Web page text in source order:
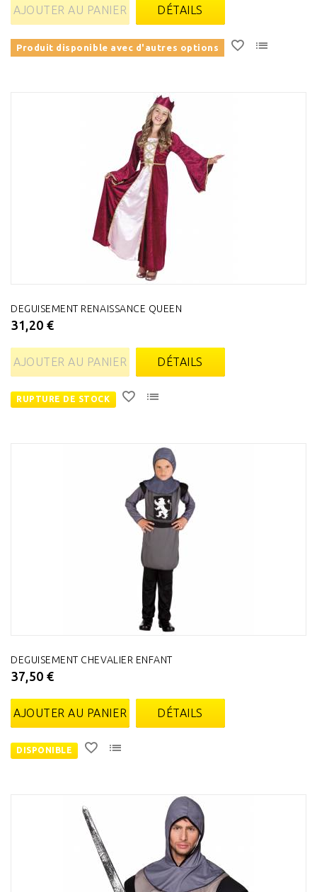
AJOUTER AU PANIER DÉTAILS
Produit disponible avec d'autres options
DEGUISEMENT RENAISSANCE QUEEN
31,20 €
AJOUTER AU PANIER DÉTAILS
RUPTURE DE STOCK
DEGUISEMENT CHEVALIER ENFANT
37,50 €
AJOUTER AU PANIER DÉTAILS
DISPONIBLE